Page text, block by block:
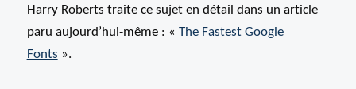
Harry Roberts traite ce sujet en détail dans un article
paru aujourd’hui-même : « The Fastest Google
Fonts ».